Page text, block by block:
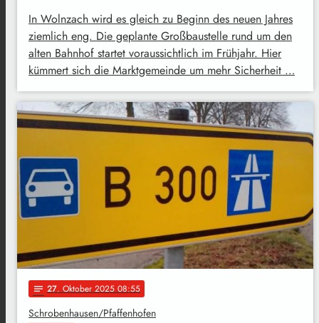
In Wolnzach wird es gleich zu Beginn des neuen Jahres
ziemlich eng. Die geplante Großbaustelle rund um den
alten Bahnhof startet voraussichtlich im Frühjahr. Hier
kümmert sich die Marktgemeinde um mehr Sicherheit …
notes 27. Oktober 2025 08:55
Schrobenhausen/Pfaffenhofen